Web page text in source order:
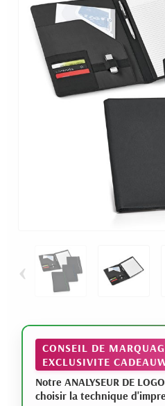
‹
CONSEIL DE
EXCLUSIVITE
Notre ANALYSEUR DE
choisir la technique